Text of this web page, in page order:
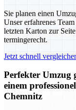
Sie planen einen
Unser erfahrenes
letzten Karton zur
termingerecht.
Jetzt schnell
Perfekter Umzug
einem
Chemnitz